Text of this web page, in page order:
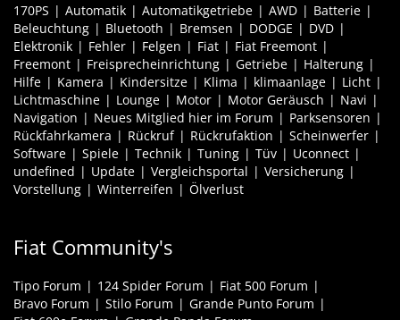
170PS Automatik Automatikgetriebe AWD
Batterie
Beleuchtung
Bluetooth Bremsen DODGE
DVD
Elektronik
Fehler Felgen Fiat
Fiat Freemont
Freemont
Freisprecheinrichtung Getriebe
Halterung
Hilfe
Kamera Kindersitze Klima klimaanlage
Licht
Lichtmaschine
Lounge Motor Motor Geräusch
Navi
Navigation
Neues Mitglied hier im Forum
Parksensoren
Rückfahrkamera
Rückruf Rückrufaktion
Scheinwerfer
Software
Spiele Technik Tuning Tüv
Uconnect
undefined
Update Vergleichsportal
Versicherung
Vorstellung
Winterreifen Ölverlust
Fiat Community's
Tipo Forum 124 Spider Forum
Fiat 500 Forum
Bravo Forum
Stilo Forum
Grande Punto Forum